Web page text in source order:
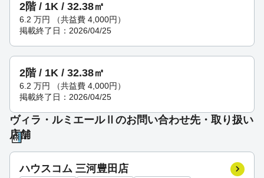
2階 / 1K / 32.38㎡
6.2 万円
（共益費 4,000円）
掲載終了日：2026/04/25
2階 / 1K / 32.38㎡
6.2 万円
（共益費 4,000円）
掲載終了日：2026/04/25
ヴィラ・ルミエールⅡのお問い合わせ先・取り扱い
店舗
ハウスコム 三河豊田店